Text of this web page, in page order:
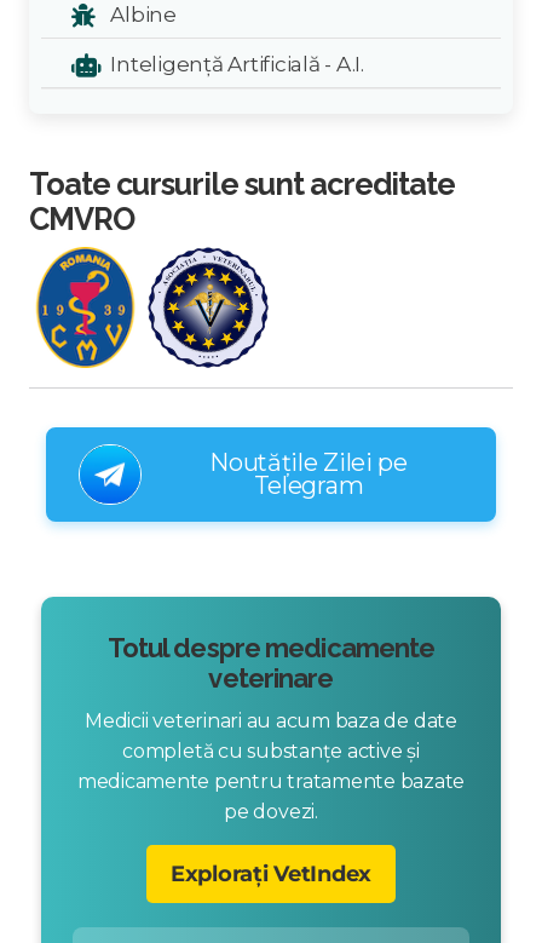
Albine
Inteligență Artificială - A.I.
Toate cursurile sunt acreditate
CMVRO
Noutățile Zilei pe
Telegram
Totul despre medicamente
veterinare
Medicii veterinari au acum baza de date
completă cu substanțe active și
medicamente pentru tratamente bazate
pe dovezi.
Explorați VetIndex